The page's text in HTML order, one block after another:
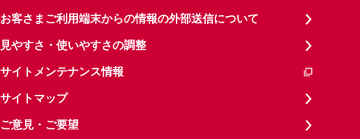
お客さまご利用端末からの情報の外部送信について
見やすさ・使いやすさの調整
サイトメンテナンス情報
サイトマップ
ご意見・ご要望